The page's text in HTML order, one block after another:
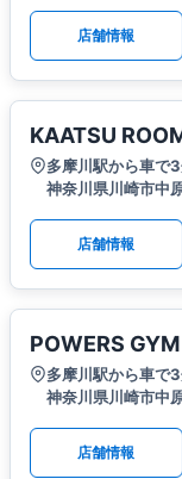
店舗情報
KAATSU
多摩川駅から車で
神奈川県川崎市中
店舗情報
POWERS GYM
多摩川駅から車で
神奈川県川崎市中
店舗情報